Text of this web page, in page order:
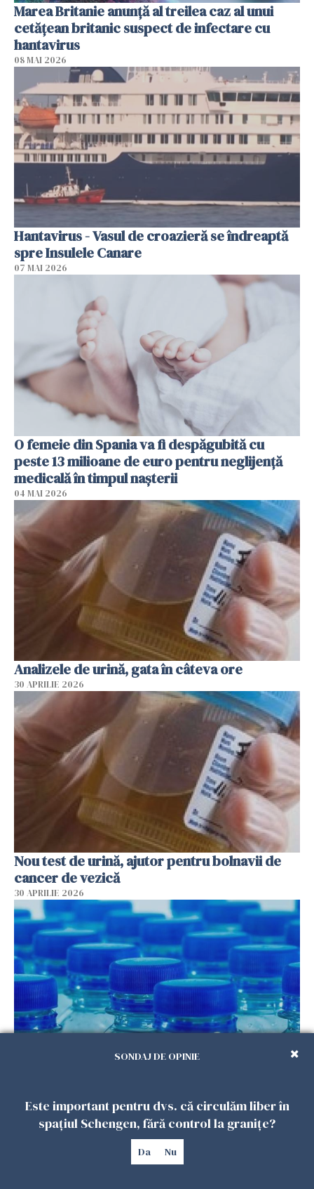
Marea Britanie anunţă al treilea caz al unui
cetăţean britanic suspect de infectare cu
hantavirus
08 MAI 2026
Hantavirus - Vasul de croazieră se îndreaptă
spre Insulele Canare
07 MAI 2026
O femeie din Spania va fi despăgubită cu
peste 13 milioane de euro pentru neglijenţă
medicală în timpul naşterii
04 MAI 2026
Analizele de urină, gata în câteva ore
30 APRILIE 2026
Nou test de urină, ajutor pentru bolnavii de
cancer de vezică
30 APRILIE 2026
29 APRILIE 2026
SONDAJ DE OPINIE
Este important pentru dvs. că circulăm liber în
spațiul Schengen, fără control la granițe?
Da Nu